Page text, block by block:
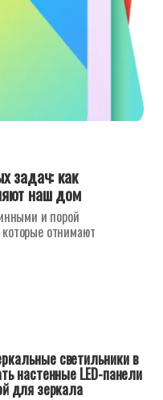
задач: как
наш дом
и порой
отнимают
светильники в
настенные LED-панели
для зеркала